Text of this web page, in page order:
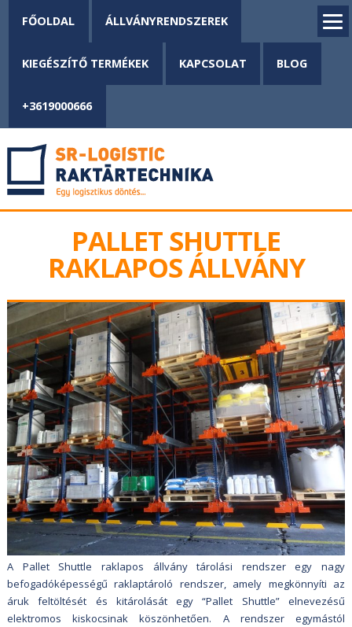
FŐOLDAL ÁLLVÁNYRENDSZEREK
KIEGÉSZÍTŐ TERMÉKEK KAPCSOLAT BLOG
+3619000666
PALLET SHUTTLE
RAKLAPOS ÁLLVÁNY
A Pallet Shuttle raklapos állvány tárolási rendszer egy nagy
befogadóképességű raklaptároló rendszer, amely megkönnyíti az
áruk feltöltését és kitárolását egy “Pallet Shuttle” elnevezésű
elektromos kiskocsinak köszönhetően. A rendszer egymástól